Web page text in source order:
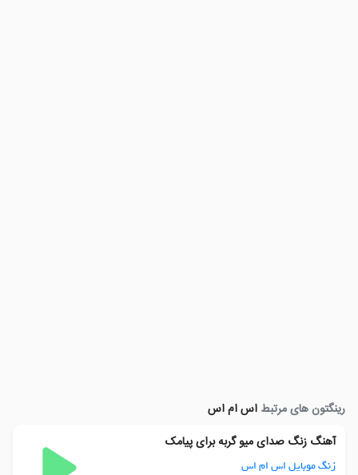
رینگتون های مرتبط اس ام اس
آهنگ زنگ صدای میو گربه برای پیامک
زنگ موبایل اس ام اس